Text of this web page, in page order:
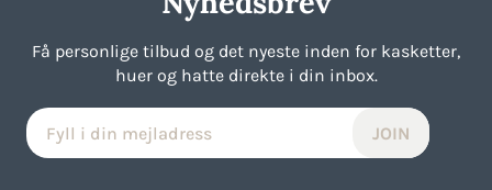
Få personlige tilbud og det nyeste inden for kasketter,
huer og hatte direkte i din inbox.